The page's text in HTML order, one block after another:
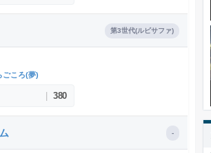
第3世代(ルビサファ)
ごころ(夢)
380
-